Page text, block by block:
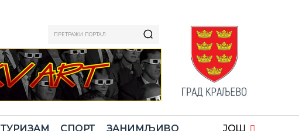
ПРЕТРАЖИ ПОРТАЛ
TУРИЗАМ СПОРТ ЗАНИМЉИВО ЈОШ